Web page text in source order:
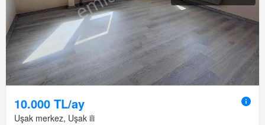
10.000 TL/ay
Uşak merkez, Uşak ili